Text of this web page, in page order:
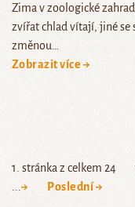
Zima v zoologické
zvířat chlad vítají, jiné se
změnou…
Zobrazit více →
1. stránka z celkem 24
→ Poslední →